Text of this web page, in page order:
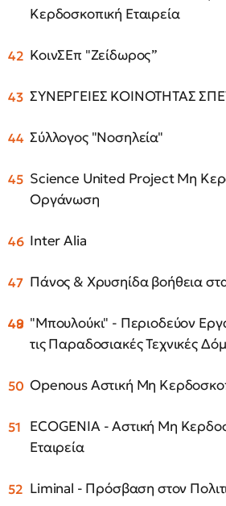
Κερδοσκοπική Εταιρεία
ΚοινΣΕπ "Ζείδωρος”
ΣΥΝΕΡΓΕΙΕΣ ΚΟΙΝΟΤΗΤΑΣ
Σύλλογος "Νοσηλεία"
Science United Project Μη
Οργάνωση
Inter Alia
Πάνος & Χρυσηίδα βοήθεια
"Μπουλούκι" - Περιοδεύον
τις Παραδοσιακές Τεχνικές
Openous Αστική Μη
ECOGENIA - Αστική Μη
Εταιρεία
Liminal - Πρόσβαση στον